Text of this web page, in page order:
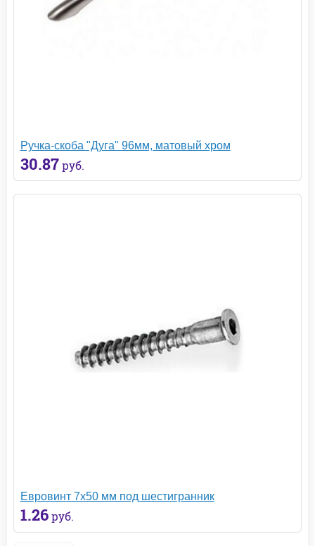
Ручка-скоба "Дуга" 96мм, матовый хром
30.87 руб.
Евровинт 7х50 мм под шестигранник
1.26 руб.